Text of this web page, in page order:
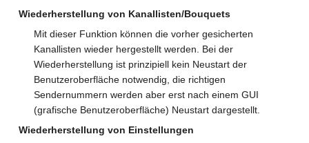
Wiederherstellung von Kanallisten/Bouquets
Mit dieser Funktion können die vorher gesicherten
Kanallisten wieder hergestellt werden. Bei der
Wiederherstellung ist prinzipiell kein Neustart der
Benutzeroberfläche notwendig, die richtigen
Sendernummern werden aber erst nach einem GUI
(grafische Benutzeroberfläche) Neustart dargestellt.
Wiederherstellung von Einstellungen